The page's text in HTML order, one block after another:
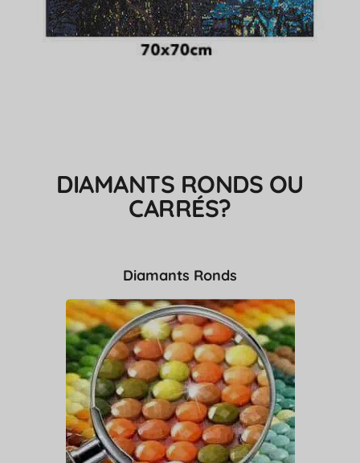
DIAMANTS RONDS OU
CARRÉS?
Diamants Ronds